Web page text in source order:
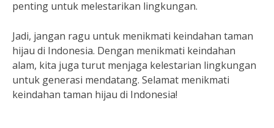
penting untuk melestarikan lingkungan.
Jadi, jangan ragu untuk menikmati keindahan taman
hijau di Indonesia. Dengan menikmati keindahan
alam, kita juga turut menjaga kelestarian lingkungan
untuk generasi mendatang. Selamat menikmati
keindahan taman hijau di Indonesia!